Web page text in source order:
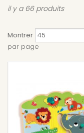
il y a 66 produits
Montrer
par page